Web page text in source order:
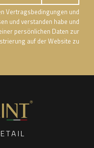
Vertragsbedingungen und
und verstanden habe und
persönlichen Daten zur
auf der Website zu